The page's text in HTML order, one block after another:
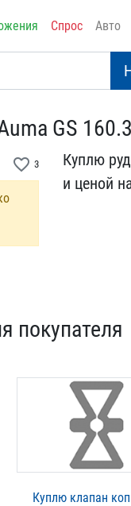
Спрос Авто
GS
favorite_border 3
Куплю
и ценой​
покупателя
Куплю клапан коп